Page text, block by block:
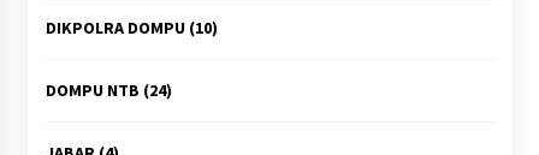
DIKPOLRA DOMPU(10)
DOMPU NTB (24)